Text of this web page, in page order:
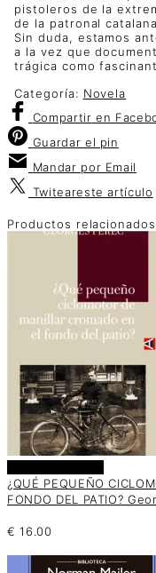
pistoleros de la
de la patronal
Sin duda, estamos
a la vez que
trágica como
Categoría: Novela
Compartir en
Guardar el pin
Mandar por Email
Twiteareste artículo
Productos relacionados
¿QUÉ PEQUEÑO
FONDO DEL PATIO?
€ 16.00